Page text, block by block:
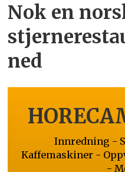
Nok en
ned
Innredning -
Kaffemaskiner -
-